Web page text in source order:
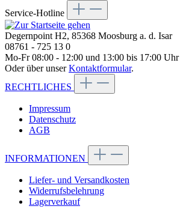
Service-Hotline
Degernpoint H2, 85368 Moosburg a. d. Isar
08761 - 725 13 0
Mo-Fr 08:00 - 12:00 und 13:00 bis 17:00 Uhr
Oder über unserKontaktformular.
RECHTLICHES
Impressum
Datenschutz
AGB
INFORMATIONEN
Liefer- und Versandkosten
Widerrufsbelehrung
Lagerverkauf